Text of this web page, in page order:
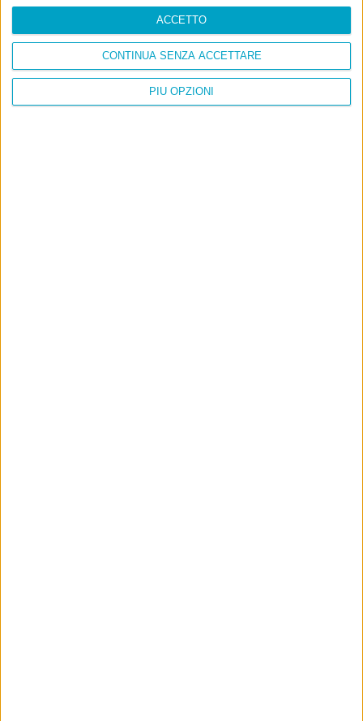
PIÙ OPZIONI
CONTINUA SENZA ACCETTARE
ACCETTO